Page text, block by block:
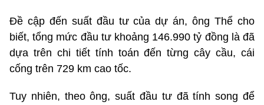
Đề cập đến suất đầu tư của dự án, ông Thể cho
biết, tổng mức đầu tư khoảng 146.990 tỷ đồng là đã
dựa trên chi tiết tính toán đến từng cây cầu, cái
cống trên 729 km cao tốc.
Tuy nhiên, theo ông, suất đầu tư đã tính song để